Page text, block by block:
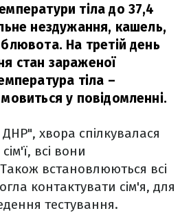
тіла до 37,4
нездужання, кашель,
На третій день
стан зараженої
тіла –
у повідомленні.
хвора спілкувалася
всі вони
Також встановлюються всі
контактувати сім'я, для
тестування.